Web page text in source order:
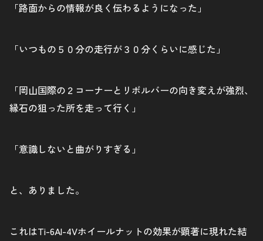
「路面からの情報が良く伝わるようになった」
「いつもの５０分の走行が３０分くらいに感じた」
「岡山国際の２コーナーとリボルバーの向き変えが強烈、
縁石の狙った所を走って行く」
「意識しないと曲がりすぎる」
と、ありました。
これはTi-6Al-4Vホイールナットの効果が顕著に現れた結